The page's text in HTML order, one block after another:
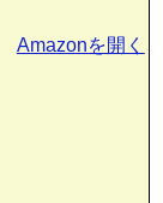
Amazonを開く